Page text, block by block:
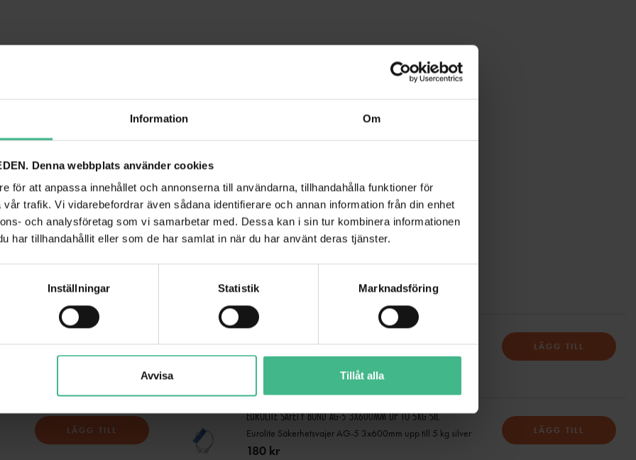
Information Om
Denna webbplats använder cookies
för att anpassa innehållet och annonserna till användarna, tillhandahålla funktioner för
trafik. Vi vidarebefordrar även sådana identifierare och annan information från din enhet
och analysföretag som vi samarbetar med. Dessa kan i sin tur kombinera informationen
har tillhandahållit eller som de har samlat in när du har använt deras tjänster.
Inställningar Statistik Marknadsföring
Avvisa Tillåt alla
room illumination
LÄGG TILL
EUROLITE TH-150S THEATRE CLAMP BLACK TÜV
LÄGG TILL
LÄGG TILL
EUROLITE SAFETY BOND AG-5 3X600MM UP TO 5KG SIL
Eurolite Säkerhetsvajer AG-5 3x600mm upp till 5 kg silver
180 kr
LÄGG TILL